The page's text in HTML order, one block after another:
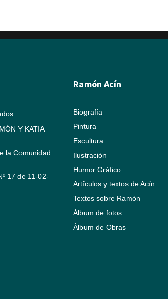
Y KATIA
la Comunidad
17 de 11-02-
Ramón Acín
Biografía
Pintura
Escultura
Ilustración
Humor Gráfico
Artículos y textos de Acín
Textos sobre Ramón
Álbum de fotos
Álbum de Obras